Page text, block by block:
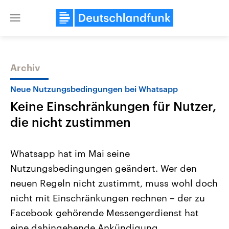
Close
Themen
Landtagswahl Sachsen-Anhalt
2026
Alle Informationen
Sachsen-Anhalt wählt am 6.
September 2026 einen neuen
Landtag. Seit 2021 wird das
Bundesland von einer Koalition aus
Aktuelle Beiträge,
Hintergründe
Wirtschaftlich und
gehören die Vereinigten
den mächtigsten Ländern
mit großem Einfluss auf
Archiv
Neue Nutzungsbedingungen bei Whatsapp
Keine Einschränkungen für Nutzer,
die nicht zustimmen
Whatsapp hat im Mai seine
Nutzungsbedingungen geändert. Wer den
neuen Regeln nicht zustimmt, muss wohl doch
nicht mit Einschränkungen rechnen – der zu
Facebook gehörende Messengerdienst hat